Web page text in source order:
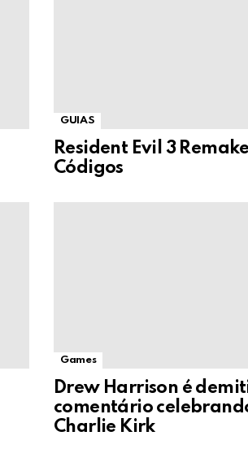
GUIAS
Resident Evil 3
Códigos
Games
Drew Harrison é
comentário
Charlie Kirk